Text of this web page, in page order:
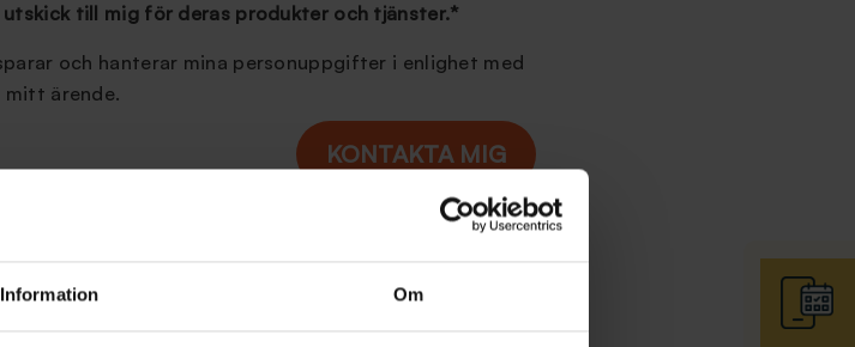
Information Om
till mig för deras produkter och tjänster.*
och hanterar mina personuppgifter i enlighet med
ärende.